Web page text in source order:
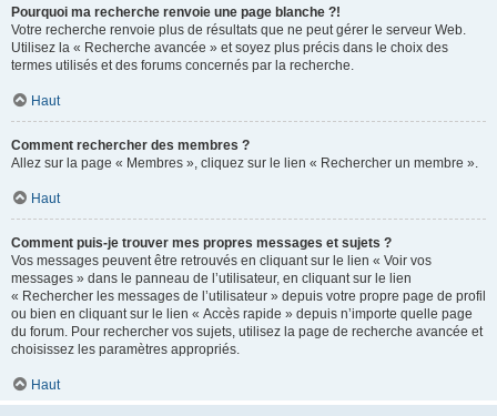
Pourquoi ma recherche renvoie une page blanche ?!
Votre recherche renvoie plus de résultats que ne peut gérer le serveur Web.
Utilisez la « Recherche avancée » et soyez plus précis dans le choix des
termes utilisés et des forums concernés par la recherche.
Haut
Comment rechercher des membres ?
Allez sur la page « Membres », cliquez sur le lien « Rechercher un membre ».
Haut
Comment puis-je trouver mes propres messages et sujets ?
Vos messages peuvent être retrouvés en cliquant sur le lien « Voir vos
messages » dans le panneau de l’utilisateur, en cliquant sur le lien
« Rechercher les messages de l’utilisateur » depuis votre propre page de profil
ou bien en cliquant sur le lien « Accès rapide » depuis n’importe quelle page
du forum. Pour rechercher vos sujets, utilisez la page de recherche avancée et
choisissez les paramètres appropriés.
Haut